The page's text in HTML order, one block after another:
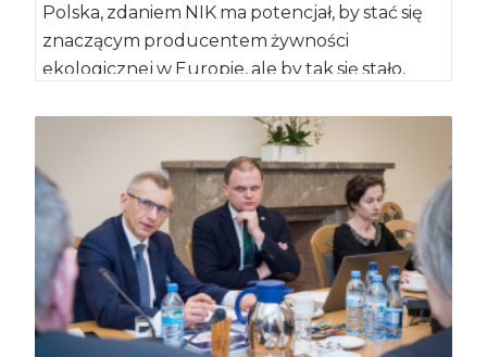
Polska, zdaniem NIK ma potencjał, by stać się
znaczącym producentem żywności
ekologicznej w Europie, ale by tak się stało,